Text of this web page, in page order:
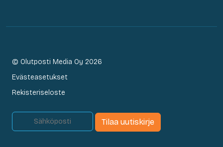
© Olutposti Media Oy 2026
Evästeasetukset
Rekisteriseloste
Tilaa uutiskirje